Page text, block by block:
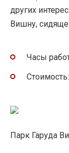
других
Вишну,
Часы
Парк Гаруда